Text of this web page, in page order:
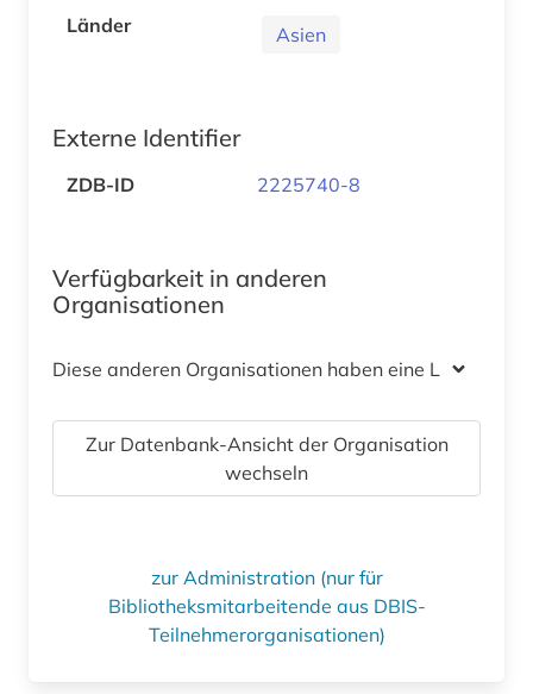
Länder Asien
Externe Identifier
ZDB-ID 2225740-8
Verfügbarkeit in anderen
Organisationen
Diese anderen Organisationen haben eine Lizenz
Zur Datenbank-Ansicht der Organisation
wechseln
zur Administration (nur für
Bibliotheksmitarbeitende aus DBIS-
Teilnehmerorganisationen)